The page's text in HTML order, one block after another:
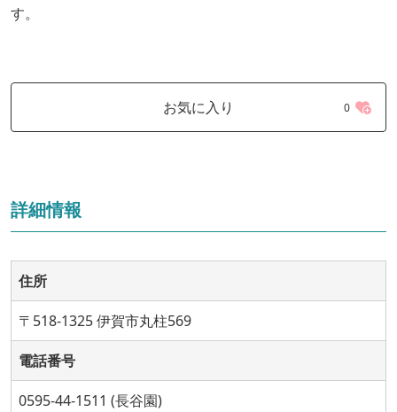
す。
お気に入り 0
詳細情報
住所
〒518-1325 伊賀市丸柱569
電話番号
0595-44-1511 (長谷園)